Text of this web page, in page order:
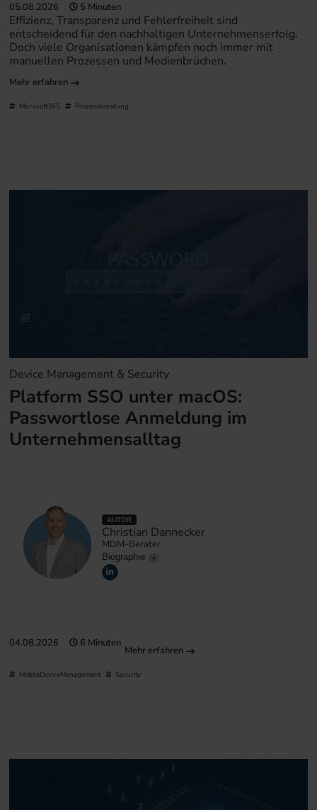
05.08.2026 5 Minuten
Effizienz, Transparenz und Fehlerfreiheit sind
entscheidend für den nachhaltigen Unternehmenserfolg.
Doch viele Organisationen kämpfen noch immer mit
manuellen Prozessen und Medienbrüchen.
Mehr erfahren
Microsoft365 Prozessberatung
Device Management & Security
Platform SSO unter macOS:
Passwortlose Anmeldung im
Unternehmensalltag
AUTOR
Christian Dannecker
MDM-Berater
Biographie
04.08.2026 6 Minuten
Mehr erfahren
MobileDeviceManagement Security